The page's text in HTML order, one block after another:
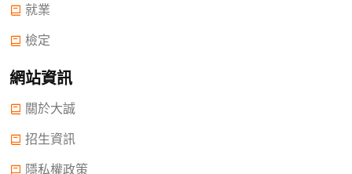
就業
檢定
網站資訊
關於大誠
招生資訊
隱私權政策